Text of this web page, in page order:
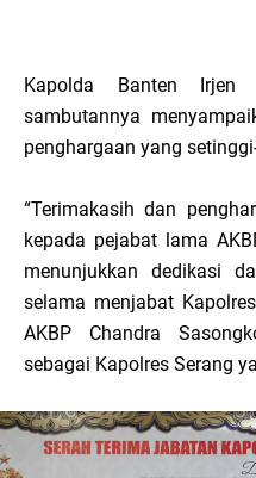
Kapolda Banten
sambutannya
penghargaan yang
“Terimakasih dan
kepada pejabat lama
menunjukkan dedikasi
selama menjabat
AKBP Chandra
sebagai Kapolres Serang